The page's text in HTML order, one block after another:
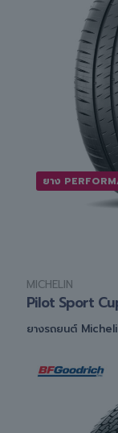
ยาง
MICHELIN
Pilot Sport
ยางรถยนต์